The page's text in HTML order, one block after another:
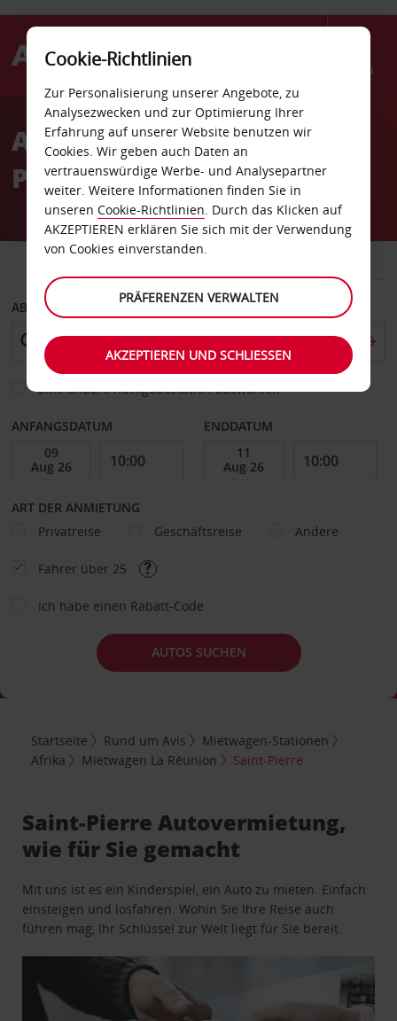
Menü
AvisAutovermietung Saint-
Pierre
ABHOLEN VON
Eine andere Rückgabestation auswählen
ANFANGSDATUM ENDDATUM
ART DER ANMIETUNG
Privatreise
Geschäftsreise Andere
Fahrer über 25
Ich habe einen Rabatt-Code
AUTOS SUCHEN
Startseite Rund um Avis
Mietwagen-Stationen
Afrika
Mietwagen La Réunion Saint-Pierre
Saint-Pierre Autovermietung,
wie für Sie gemacht
Mit uns ist es ein Kinderspiel, ein Auto zu mieten. Einfach
einsteigen und losfahren. Wohin Sie Ihre Reise auch
führen mag, Ihr Schlüssel zur Welt liegt für Sie bereit.
Cookie-Richtlinien
Zur Personalisierung unserer Angebote, zu
Analysezwecken und zur Optimierung Ihrer
Erfahrung auf unserer Website benutzen wir
Cookies. Wir geben auch Daten an
vertrauenswürdige Werbe- und Analysepartner
weiter. Weitere Informationen finden Sie in
unseren Cookie-Richtlinien. Durch das Klicken auf
AKZEPTIEREN erklären Sie sich mit der Verwendung
von Cookies einverstanden.
PRÄFERENZEN VERWALTEN
AKZEPTIEREN UND SCHLIESSEN